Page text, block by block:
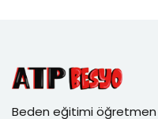
Beden eğitimi öğretmen